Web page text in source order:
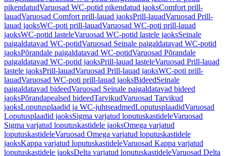
pikendatudVaruosad WC-potid pikendatud jaoksComfort prill-
lauadVaruosad Comfort prill-lauad jaoksPrill-lauadVaruosad Prill-
lauad jaoksWC-poti prill-lauadVaruosad WC-poti prill-lauad
jaoksWC-potid lasteleVaruosad WC-potid lastele jaoksSeinale
paigaldatavad WC-potidVaruosad Seinale paigaldatavad WC-potid
jaoksPõrandale paigaldatavad WC-potidVaruosad Põrandale
paigaldatavad WC-potid jaoksPrill-lauad lasteleVaruosad Prill-lauad
lastele jaoksPrill-lauadVaruosad Prill-lauad jaoksWC-poti prill-
lauadVaruosad WC-poti prill-lauad jaoksBideedSeinale
paigaldatavad bideedVaruosad Seinale paigaldatavad bideed
jaoksPõrandapealsed bideedTarvikudVaruosad Tarvikud
jaoksLoputusplaadid ja WC-juhtseadmedLoputusplaadidVaruosad
Loputusplaadid jaoksSigma varjatud loputuskastideleVaruosad
Sigma varjatud loputuskastidele jaoksOmega varjatud
loputuskastideleVaruosad Omega varjatud loputuskastidele
jaoksKappa varjatud loputuskastideleVaruosad Kappa varjatud
loputuskastidele jaoksDelta varjatud loputuskastideleVaruosad Delta